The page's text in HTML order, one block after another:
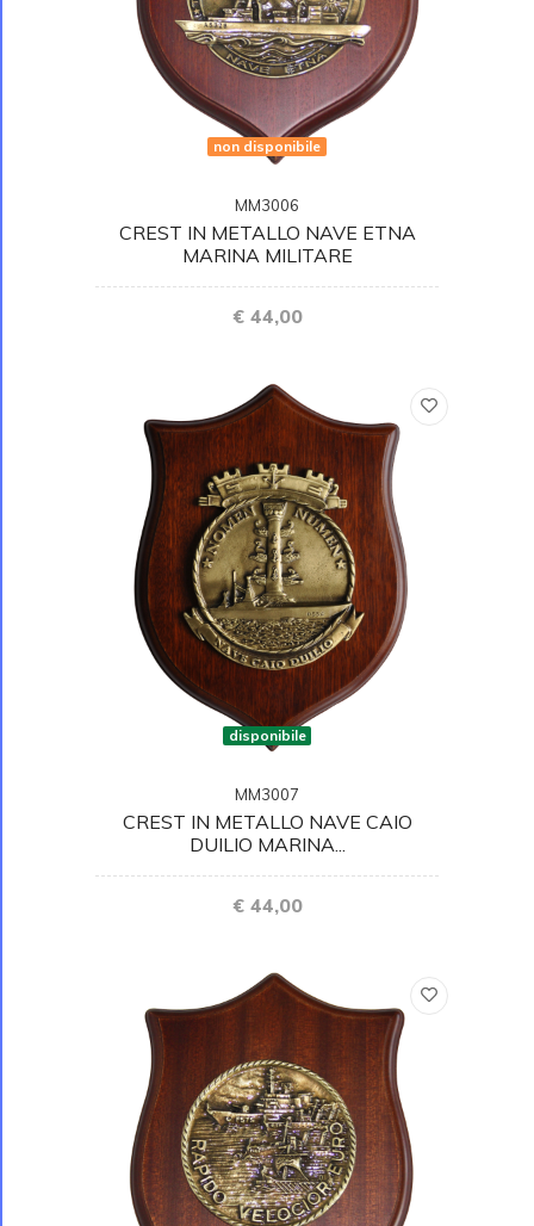
non disponibile
MM3006
CREST IN METALLO NAVE ETNA
MARINA MILITARE
€ 44,00
disponibile
MM3007
CREST IN METALLO NAVE CAIO
DUILIO MARINA...
€ 44,00